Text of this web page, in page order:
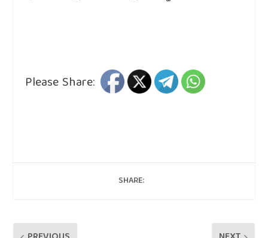
Please Share:
SHARE: